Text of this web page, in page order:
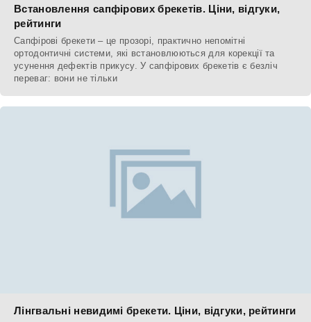
Встановлення сапфірових брекетів. Ціни, відгуки,
рейтинги
Сапфірові брекети – це прозорі, практично непомітні
ортодонтичні системи, які встановлюються для корекції та
усунення дефектів прикусу. У сапфірових брекетів є безліч
переваг: вони не тільки
Лінгвальні невидимі брекети. Ціни, відгуки, рейтинги